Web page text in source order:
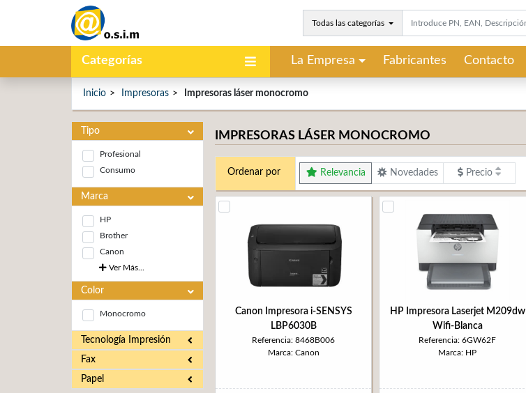
Todas las categorías
Categorías La Empresa Fabricantes Contacto
Inicio Impresoras Impresoras láser monocromo
Tipo
Profesional
Consumo
Marca
HP
Brother
Canon
Ver Más...
Color
Monocromo
Tecnología Impresión
Fax
Papel
IMPRESORAS LÁSER MONOCROMO
Ordenar por Relevancia Novedades Precio
Canon Impresora i-SENSYS
LBP6030B
Referencia: 8468B006
Marca: Canon
HP Impresora Laserjet M209dw
Wifi-Blanca
Referencia: 6GW62F
Marca: HP